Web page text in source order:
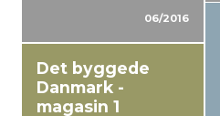
06/2016
Det byggede
Danmark -
magasin 1